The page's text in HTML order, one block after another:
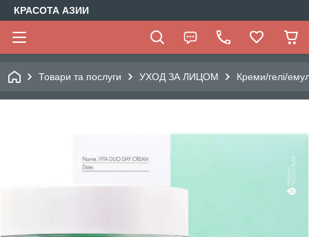
КРАСОТА АЗИИ
Товари та послуги УХОД ЗА ЛИЦОМ Креми/гелі/